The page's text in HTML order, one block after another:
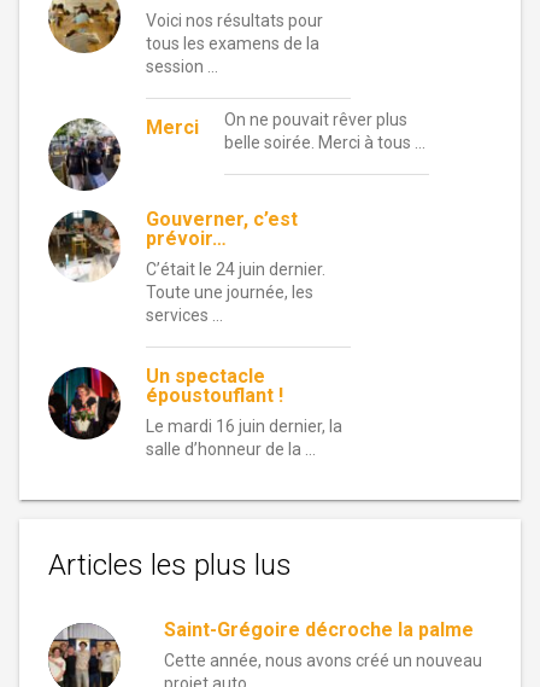
Voici nos résultats pour
tous les examens de la
session …
Merci
On ne pouvait rêver plus
belle soirée. Merci à tous …
Gouverner, c’est
prévoir…
C’était le 24 juin dernier.
Toute une journée, les
services …
Un spectacle
époustouflant !
Le mardi 16 juin dernier, la
salle d’honneur de la …
Articles les plus lus
Saint-Grégoire décroche la palme
Cette année, nous avons créé un nouveau